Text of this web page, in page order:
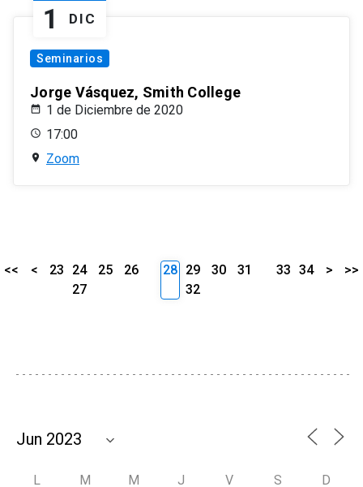
1 DIC
Seminarios
Jorge Vásquez, Smith College
1 de Diciembre de 2020
17:00
Zoom
<< < 23 24 25
26
27
28 29 30
31
32
33 34 > >>
L M M J V S D